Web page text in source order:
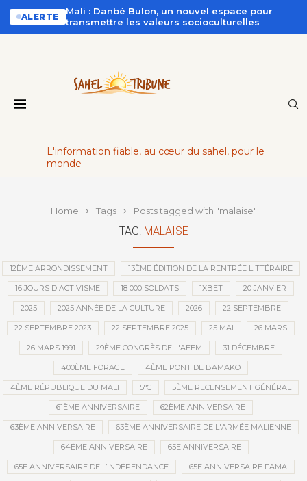
ALERTE
Mali : Danbé Bulon, un nouvel espace pour
transmettre les valeurs socioculturelles
L'information fiable, au cœur du sahel, pour le
monde
Home Tags Posts tagged with "malaise"
TAG: MALAISE
12ÈME ARRONDISSEMENT 13ÈME ÉDITION DE LA RENTRÉE LITTÉRAIRE
16 JOURS D'ACTIVISME 18 000 SOLDATS 1XBET 20 JANVIER
2025 2025 ANNÉE DE LA CULTURE 2026 22 SEPTEMBRE
22 SEPTEMBRE 2023 22 SEPTEMBRE 2025 25 MAI 26 MARS
26 MARS 1991 29ÈME CONGRÈS DE L'AEEM 31 DÉCEMBRE
400ÈME FORAGE 4ÈME PONT DE BAMAKO
4ÈME RÉPUBLIQUE DU MALI 5°C 5ÈME RECENSEMENT GÉNÉRAL
61ÈME ANNIVERSAIRE 62ÈME ANNIVERSAIRE
63ÈME ANNIVERSAIRE 63ÈME ANNIVERSAIRE DE L'ARMÉE MALIENNE
64ÈME ANNIVERSAIRE 65E ANNIVERSAIRE
65E ANNIVERSAIRE DE L’INDÉPENDANCE 65E ANNIVERSAIRE FAMA